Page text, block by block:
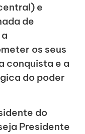
e
de
os seus
conquista e a
do poder
do
Presidente